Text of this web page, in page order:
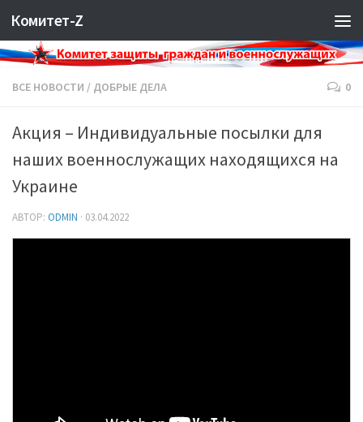
Комитет-Z
ВСЕ НОВОСТИ / ДОБРЫЕ ДЕЛА 0
Акция – Индивидуальные посылки для
наших военнослужащих находящихся на
Украине
АВТОР: ODMIN · 03.04.2022